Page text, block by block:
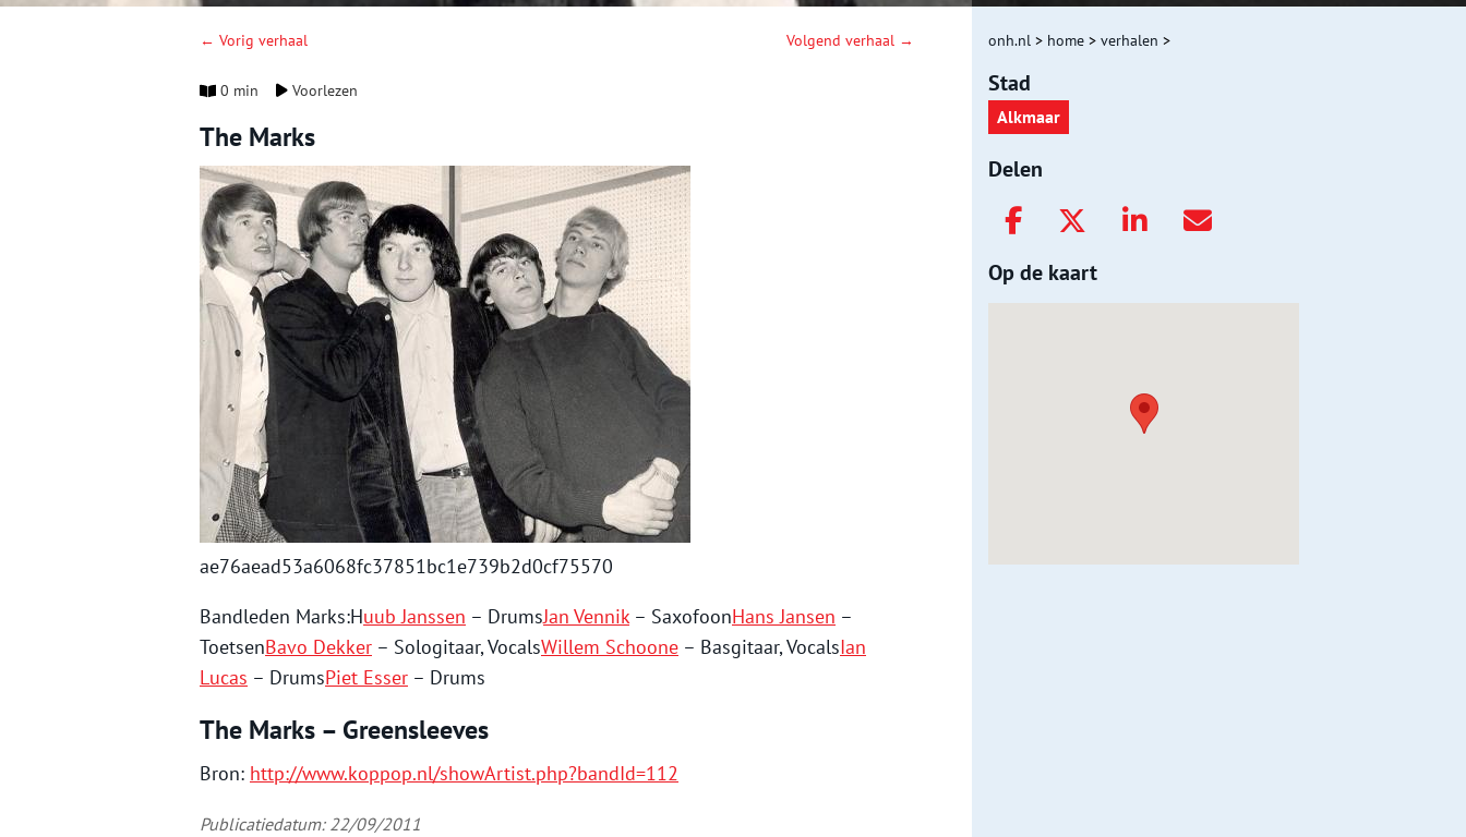
← Vorig verhaal Volgend verhaal →
0 min Voorlezen
The Marks
ae76aead53a6068fc37851bc1e739b2d0cf75570
Bandleden Marks:Huub Janssen – DrumsJan Vennik– SaxofoonHans Jansen –
ToetsenBavo Dekker – Sologitaar, VocalsWillem Schoone – Basgitaar, VocalsIan
Lucas – DrumsPiet Esser – Drums
The Marks – Greensleeves
Bron: http://www.koppop.nl/showArtist.php?bandId=112
Publicatiedatum: 22/09/2011
onh.nl > home > verhalen >
Stad
Alkmaar
Delen
Op de kaart